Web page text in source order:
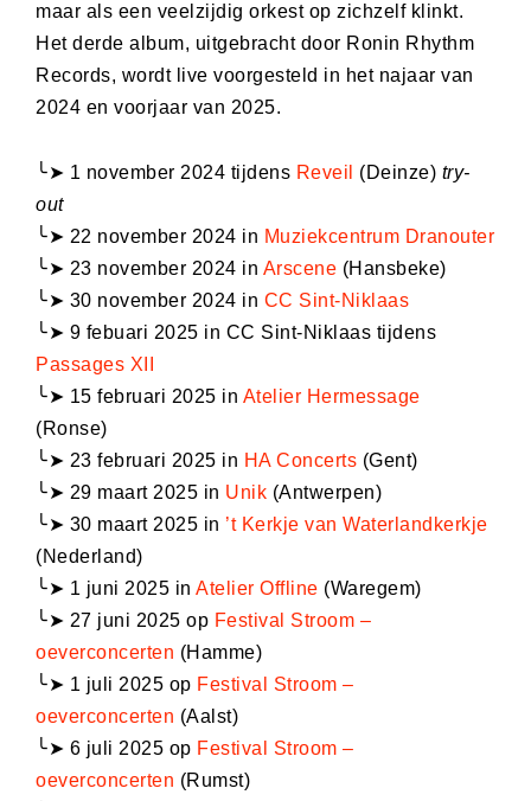
maar als een veelzijdig orkest op zichzelf klinkt.
Het derde album, uitgebracht door Ronin Rhythm
Records, wordt live voorgesteld in het najaar van
2024 en voorjaar van 2025.
╰➤ 1 november 2024 tijdens Reveil (Deinze) try-
out
╰➤ 22 november 2024 in Muziekcentrum Dranouter
╰➤ 23 november 2024 in Arscene (Hansbeke)
╰➤ 30 november 2024 in CC Sint-Niklaas
╰➤ 9 febuari 2025 in CC Sint-Niklaas tijdens
Passages XII
╰➤ 15 februari 2025 in Atelier Hermessage
(Ronse)
╰➤ 23 februari 2025 in HA Concerts (Gent)
╰➤ 29 maart 2025 in Unik (Antwerpen)
╰➤ 30 maart 2025 in ’t Kerkje van Waterlandkerkje
(Nederland)
╰➤ 1 juni 2025 in Atelier Offline (Waregem)
╰➤ 27 juni 2025 op Festival Stroom –
oeverconcerten (Hamme)
╰➤ 1 juli 2025 op Festival Stroom –
oeverconcerten (Aalst)
╰➤ 6 juli 2025 op Festival Stroom –
oeverconcerten (Rumst)